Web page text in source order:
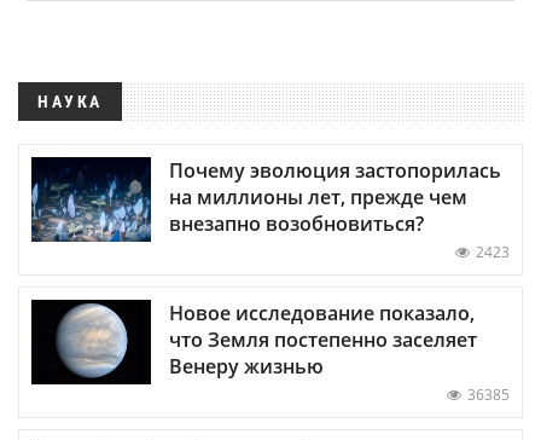
НАУКА
Почему эволюция застопорилась
на миллионы лет, прежде чем
внезапно возобновиться?
2423
Новое исследование показало,
что Земля постепенно заселяет
Венеру жизнью
36385